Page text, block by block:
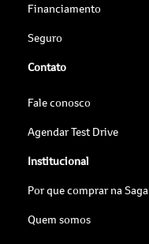
Financiamento
Seguro
Contato
Fale conosco
Agendar Test Drive
Institucional
Por que comprar na Saga
Quem somos